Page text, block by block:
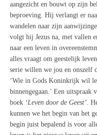
aangezicht en bouwt op zijn
beproeving. Hij verlangt er
wandelen naar zijn
volgt hij Jezus na, met vallen
naar een leven in
alles vraagt om geestelijk
serie willen we jou en onszelf
‘Wie in Gods Koninkrijk wil
binnengegaan.’ Een uitspraak
boek ‘Leven door de Geest’.
kunnen we het begin van het
begin juist bepalend is voor